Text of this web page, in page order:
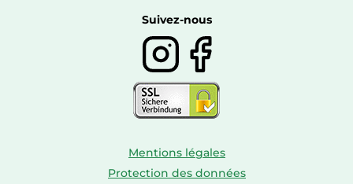
Suivez-nous
Mentions légales
Protection des données